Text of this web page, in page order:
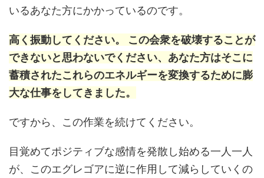
いるあなた方にかかっているのです。
高く振動してください。 この会衆を破壊することが
できないと思わないでください、あなた方はそこに
蓄積されたこれらのエネルギーを変換するために膨
大な仕事をしてきました。
ですから、この作業を続けてください。
目覚めてポジティブな感情を発散し始める一人一人
が、このエグレゴアに逆に作用して減らしていくの